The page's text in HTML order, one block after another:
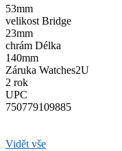
53mm
velikost Bridge
23mm
chrám Délka
140mm
Záruka Watches2U
2 rok
UPC
750779109885
Vidět vše